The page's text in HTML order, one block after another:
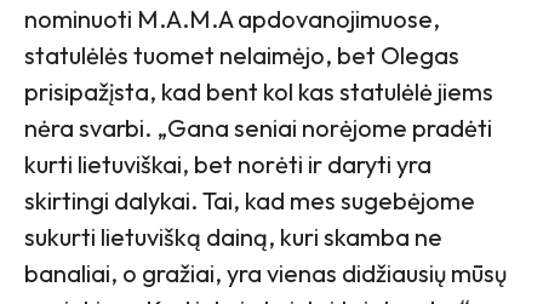
nominuoti M.A.M.A apdovanojimuose,
statulėlės tuomet nelaimėjo, bet Olegas
prisipažįsta, kad bent kol kas statulėlė jiems
nėra svarbi. „Gana seniai norėjome pradėti
kurti lietuviškai, bet norėti ir daryti yra
skirtingi dalykai. Tai, kad mes sugebėjome
sukurti lietuvišką dainą, kuri skamba ne
banaliai, o gražiai, yra vienas didžiausių mūsų